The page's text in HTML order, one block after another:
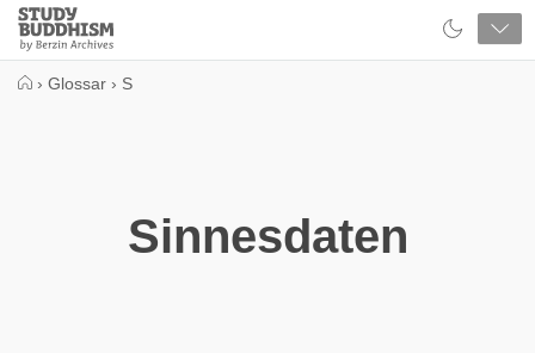
Close
Study
Buddhism
› Glossar › S
Sinnesdaten